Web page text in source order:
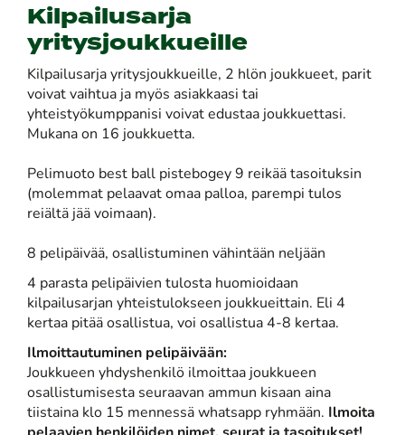
Kilpailusarja
yritysjoukkueille
Kilpailusarja yritysjoukkueille, 2 hlön joukkueet, parit
voivat vaihtua ja myös asiakkaasi tai
yhteistyökumppanisi voivat edustaa joukkuettasi.
Mukana on 16 joukkuetta.
Pelimuoto best ball pistebogey 9 reikää tasoituksin
(molemmat pelaavat omaa palloa, parempi tulos
reiältä jää voimaan).
8 pelipäivää, osallistuminen vähintään neljään
4 parasta pelipäivien tulosta huomioidaan
kilpailusarjan yhteistulokseen joukkueittain. Eli 4
kertaa pitää osallistua, voi osallistua 4-8 kertaa.
Ilmoittautuminen pelipäivään:
Joukkueen yhdyshenkilö ilmoittaa joukkueen
osallistumisesta seuraavan ammun kisaan aina
tiistaina klo 15 mennessä whatsapp ryhmään. Ilmoita